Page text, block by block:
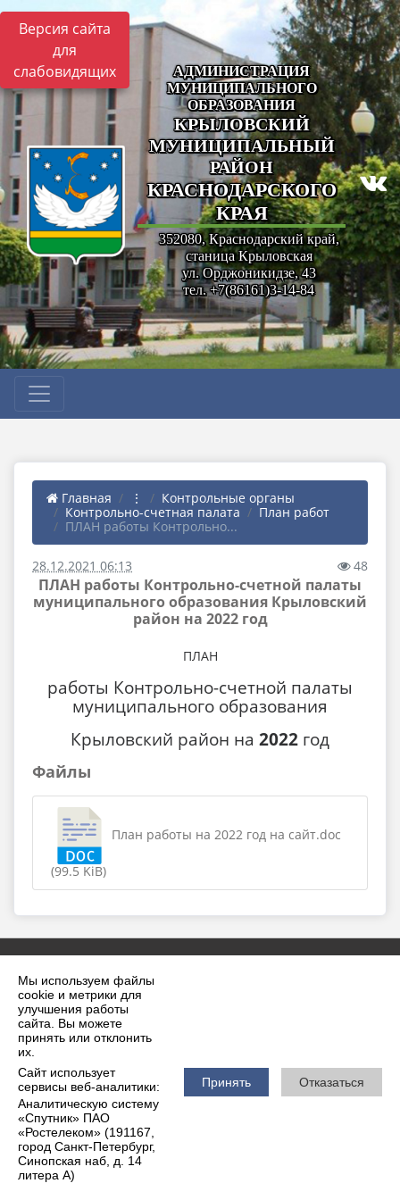
Мы используем файлы
cookie и метрики для
улучшения работы
сайта. Вы можете
принять или отклонить
их.
Сайт использует
сервисы веб-аналитики:
Аналитическую систему
«Спутник» ПАО
«Ростелеком» (191167,
город Санкт-Петербург,
Синопская наб, д. 14
литера А)
Принять Отказаться
Версия сайта
для
слабовидящих
АДМИНИСТРАЦИЯ
МУНИЦИПАЛЬНОГО
ОБРАЗОВАНИЯ
КРЫЛОВСКИЙ
МУНИЦИПАЛЬНЫЙ
РАЙОН
КРАСНОДАРСКОГО
КРАЯ
352080, Краснодарский край,
станица Крыловская
ул. Орджоникидзе, 43
тел. +7(86161)3-14-84
Главная ⋮
Контрольные органы
Контрольно-счетная палата
План работ
ПЛАН работы Контрольно...
28.12.2021 06:13 48
ПЛАН работы Контрольно-счетной палаты
муниципального образования Крыловский
район на 2022 год
ПЛАН
работы Контрольно-счетной палаты
муниципального образования
Крыловский район на 2022 год
Файлы
План работы на 2022 год на сайт.doc
(99.5 KiB)
2026 г. krilovskaya.ru
Вход
Карта сайта
Политика обработки персональных данных
Сделано на KubCMS
Разработка и поддержка